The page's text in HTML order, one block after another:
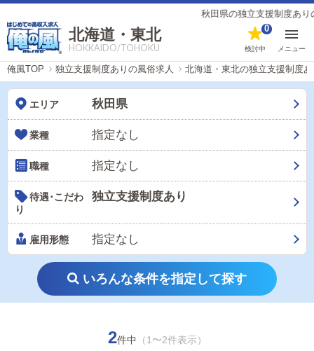
秋田県の独立支援制度ありの
北海道・東北
HOKKAIDO/TOHOKU 検討中
0
メニュー
俺風TOP 独立支援制度ありの風俗求人 北海道・東北の独立支援制度
エリア 秋田県
業種 指定なし
職種 指定なし
待遇･こだわ
り
独立支援制度あり
雇用形態 指定なし
いろんな条件を指定して探す
2件中 （1〜2件表示）